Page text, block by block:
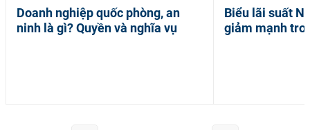
Doanh nghiệp quốc phòng, an
ninh là gì? Quyền và nghĩa vụ
Biểu lãi suất
giảm mạnh